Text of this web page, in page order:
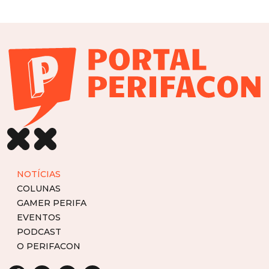
NOTÍCIAS
COLUNAS
GAMER PERIFA
EVENTOS
PODCAST
O PERIFACON